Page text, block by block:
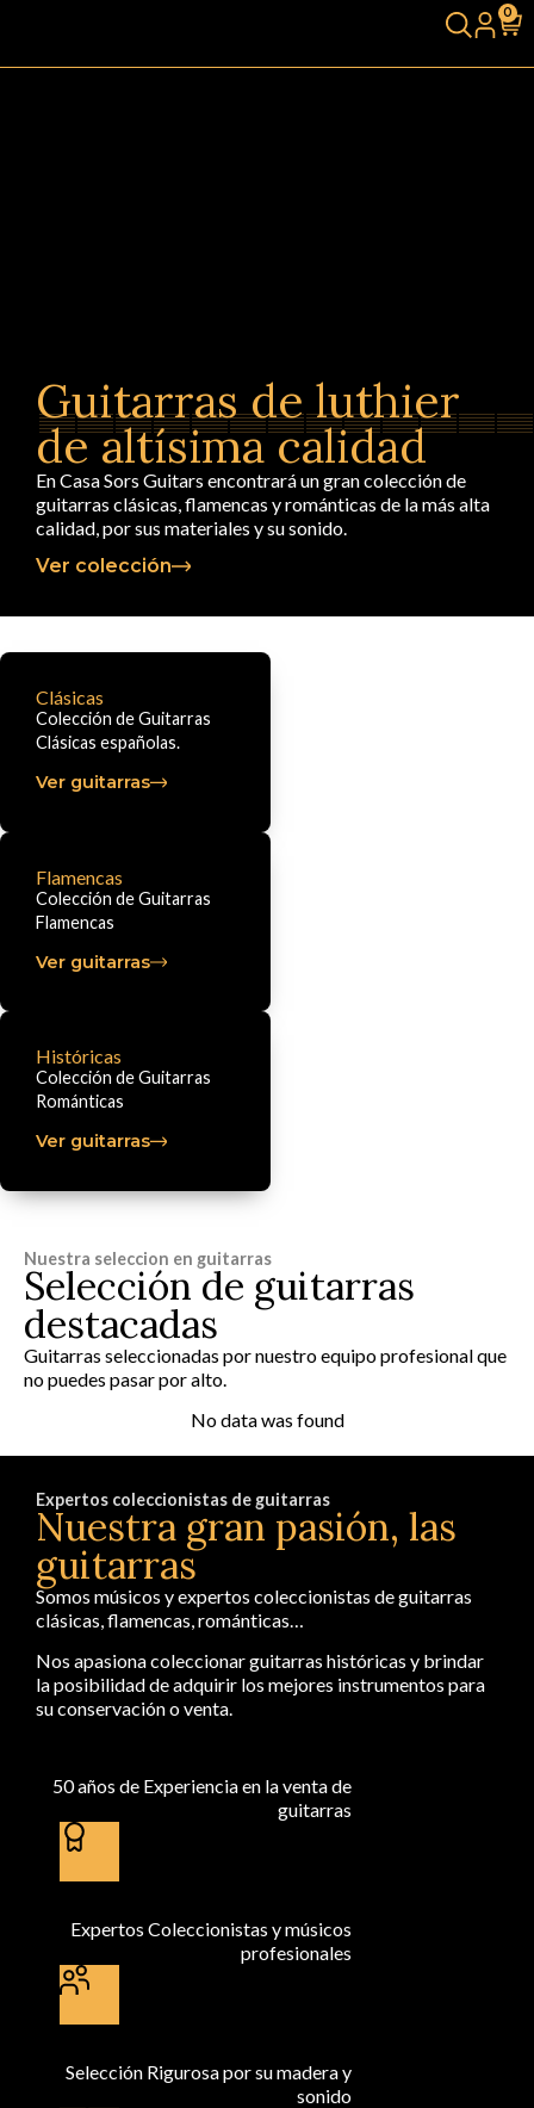
0
Guitarras de luthier
de altísima calidad
En Casa Sors Guitars encontrará un gran colección de
guitarras clásicas, flamencas y románticas de la más alta
calidad, por sus materiales y su sonido.
Ver colección
Clásicas
Colección de Guitarras
Clásicas españolas.
Ver guitarras
Flamencas
Colección de Guitarras
Flamencas
Ver guitarras
Históricas
Colección de Guitarras
Románticas
Ver guitarras
Nuestra seleccion en guitarras
Selección de guitarras
destacadas
Guitarras seleccionadas por nuestro equipo profesional que
no puedes pasar por alto.
No data was found
Expertos coleccionistas de guitarras
Nuestra gran pasión, las
guitarras
Somos músicos y expertos coleccionistas de guitarras
clásicas, flamencas, románticas…
Nos apasiona coleccionar guitarras históricas y brindar
la posibilidad de adquirir los mejores instrumentos para
su conservación o venta.
50 años de Experiencia en la venta de
guitarras
Expertos Coleccionistas y músicos
profesionales
Selección Rigurosa por su madera y
sonido